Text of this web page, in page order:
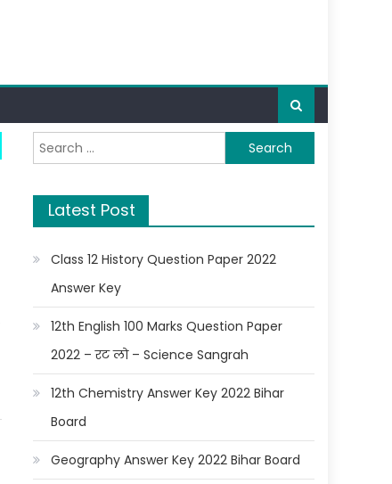
Search for:
Latest Post
Class 12 History Question Paper 2022
Answer Key
12th English 100 Marks Question Paper
2022 – रट लो – Science Sangrah
12th Chemistry Answer Key 2022 Bihar
Board
Geography Answer Key 2022 Bihar Board